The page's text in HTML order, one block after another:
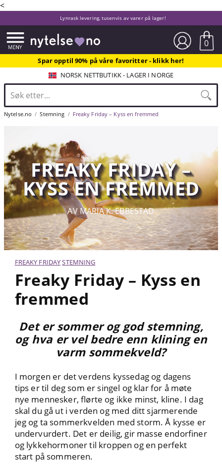
<
Lynrask levering, tusenvis av varer på lager!
0
Spar opptil 90% på våre favoritter - klikk her!
NORSK NETTBUTIKK - LAGER I NORGE
Nytelse.no Stemning Freaky Friday – Kyss en fremmed
FREAKY FRIDAY –
KYSS EN FREMMED
AV MARIA K. EBBESTAD
FREAKY FRIDAYSTEMNING
Freaky Friday – Kyss en
fremmed
Det er sommer og god stemning,
og hva er vel bedre enn klining en
varm sommekveld?
I morgen er det verdens kyssedag og dagens
tips er til deg som er singel og klar for å møte
nye mennesker, flørte og ikke minst, kline. I dag
skal du gå ut i verden og med ditt sjarmerende
jeg og ta sommerkvelden med storm. Å kysse er
undervurdert. Det er deilig, gir masse endorfiner
og lykkehormoner til kroppen og en perfekt
start på sommeren.